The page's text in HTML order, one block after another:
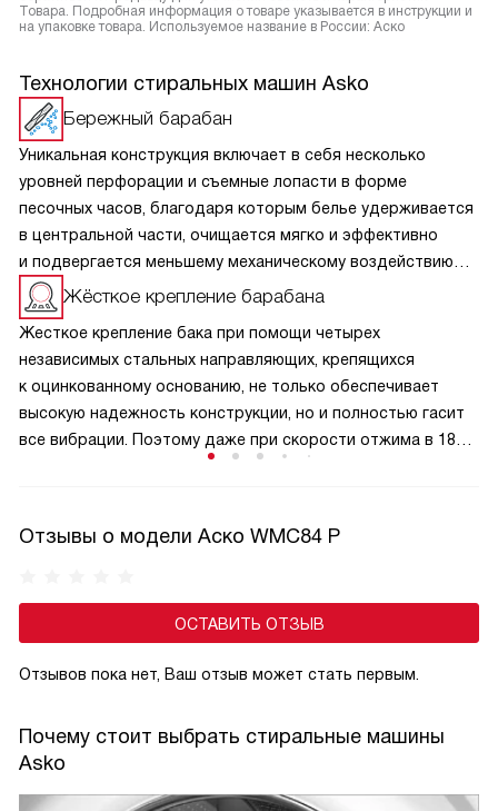
Товара. Подробная информация о товаре указывается в инструкции и
на упаковке товара. Используемое название в России: Аско
Технологии стиральных машин Asko
Бережный барабан
Уникальная конструкция включает в себя несколько
уровней перфорации и съемные лопасти в форме
песочных часов, благодаря которым белье удерживается
в центральной части, очищается мягко и эффективно
и подвергается меньшему механическому воздействию
при высоком качестве стирки. Так же это обеспечивает
равновесие и устойчивость даже на высокой скорости
отжима.
Жёсткое крепление барабана
Жесткое крепление бака при помощи четырех
независимых стальных направляющих, крепящихся
к оцинкованному основанию, не только обеспечивает
высокую надежность конструкции, но и полностью гасит
все вибрации. Поэтому даже при скорости отжима в 1800
Отзывы о модели Аско WMC84 P
ОСТАВИТЬ ОТЗЫВ
Отзывов пока нет, Ваш отзыв может стать первым.
Почему стоит выбрать стиральные машины
Asko